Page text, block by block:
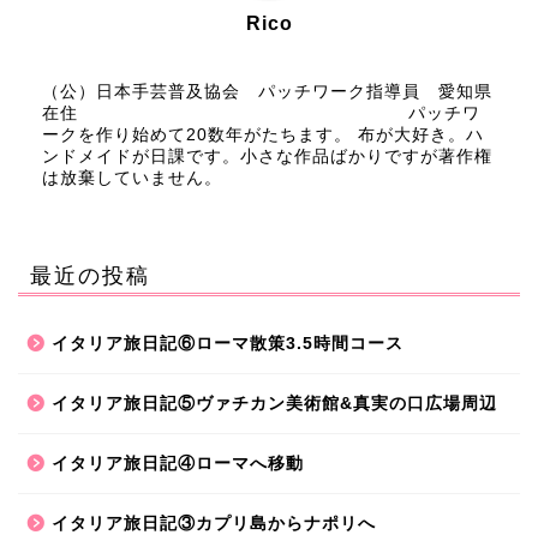
Rico
（公）日本手芸普及協会 パッチワーク指導員 愛知県
在住 パッチワ
ークを作り始めて20数年がたちます。 布が大好き。ハ
ンドメイドが日課です。小さな作品ばかりですが著作権
は放棄していません。
最近の投稿
イタリア旅日記⑥ローマ散策3.5時間コース
イタリア旅日記⑤ヴァチカン美術館&真実の口広場周辺
イタリア旅日記④ローマへ移動
イタリア旅日記③カプリ島からナポリへ